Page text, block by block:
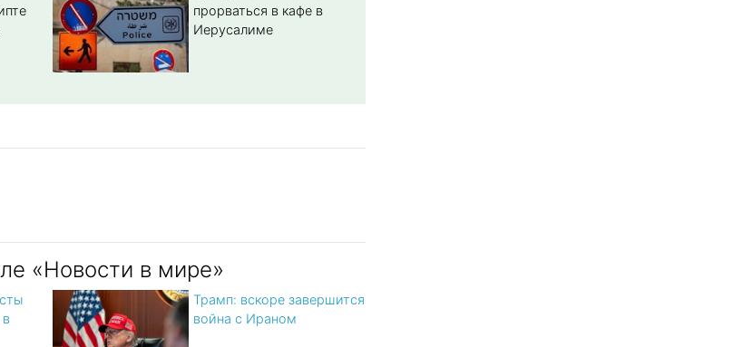
прорваться в кафе в
Иерусалиме
«Новости в мире»
в
Трамп: вскоре завершится
война с Ираном